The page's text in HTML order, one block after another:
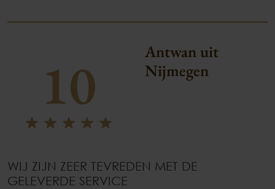
10
Antwan uit
Nijmegen
WIJ ZIJN ZEER TEVREDEN MET DE
GELEVERDE SERVICE